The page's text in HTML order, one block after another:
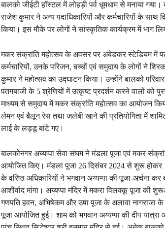
बालको जीईटी हॉस्टल में लोहड़ी पर्व धूमधाम से मनाया
राजेश कुमार ने अन्य पदाधिकारियों और कर्मचारियों के साथ
किया। इस मौके पर लोगों ने सांस्कृतिक कार्यक्रम में भाग
मकर संक्रांति महोत्सव के अवसर पर अंबेडकर स्टेडियम में
कर्मचारियों, उनके परिजन, बच्चों एवं समुदाय के लोगों ने
कुमार ने महोत्सव का उद्घाटन किया। उन्होंने बालको
पंतगबाजी के 5 श्रेणियों में उत्कृष्ट प्रदर्शन करने वालों को
माध्यम से समुदाय में मकर संक्रांति महोत्सव का आयोजन
लेमन एवं बैलून रेस तथा जलेबी खाने की प्रतियोगिता में
लाई के लड्डू बांटे गए।
बालकोनगर अय्यप्पा सेवा संघम ने मंडला पूजा एवं मकर
आयोजित किए। मंडला पूजा 26 दिसंबर 2024 से शुरू
के वरिष्ठ अधिकारियों ने भगवान अय्यप्पा की पूजा-अर्चना
आशीर्वाद मांगा। अय्यप्पा मंदिर में मकरा विलक्कू पूजा की
गणपति हवन, अभिषेकम और उषा पूजा के अलावा नागराजा
पूजा आयोजित हुई। शाम को भगवान अय्यप्पा की दीप